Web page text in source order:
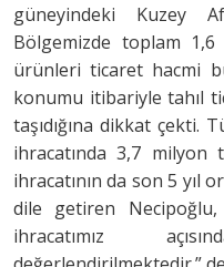
güneyindeki Kuzey
Bölgemizde toplam
ürünleri ticaret hacmi
konumu itibariyle tahıl
taşıdığına dikkat çekti.
ihracatında 3,7 milyon
ihracatının da son 5 yıl
dile getiren
ihracatımız